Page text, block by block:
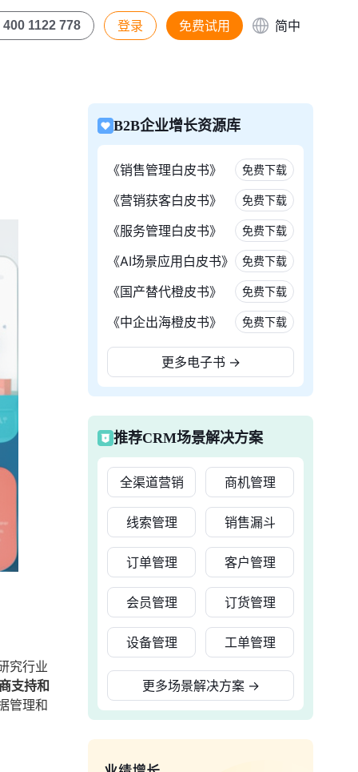
400 1122 778 登录 免费试用 简中
究行业
支持和
管理和
B2B企业增长资源库
《销售管理白皮书》 免费下载
《营销获客白皮书》 免费下载
《服务管理白皮书》 免费下载
《AI场景应用白皮书》 免费下载
《国产替代橙皮书》 免费下载
《中企出海橙皮书》 免费下载
更多电子书 →
推荐CRM场景解决方案
全渠道营销 商机管理
线索管理 销售漏斗
订单管理 客户管理
会员管理 订货管理
设备管理 工单管理
更多场景解决方案 →